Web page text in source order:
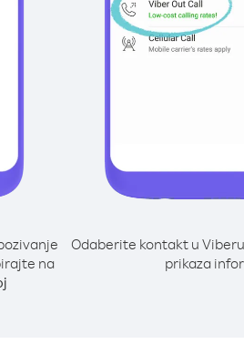
na
Odaberite kontakt u
prikaza